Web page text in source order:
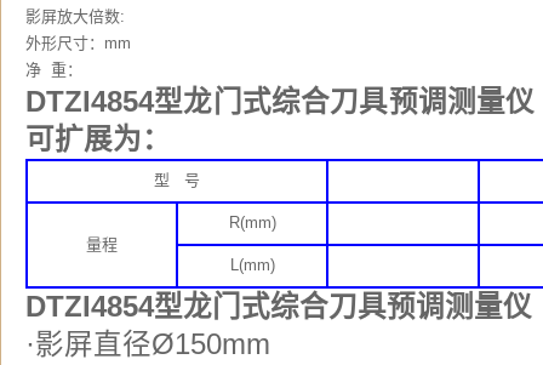
影屏放大倍数:
外形尺寸：mm
净 重：
DTZI4854型龙门式综合刀具预调测量
可扩展为：
型 号
量程
R(mm)
L(mm)
DTZI4854型龙门式综合刀具预调测量
·影屏直径Ø150mm